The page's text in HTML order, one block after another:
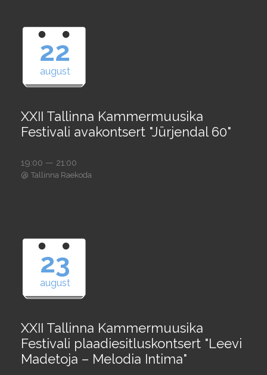
22
august
XXII Tallinna Kammermuusika
Festivali avakontsert "Jürjendal 60"
19:00 — 21:00
@ Tallinna Raekoda
23
august
XXII Tallinna Kammermuusika
Festivali plaadiesitluskontsert "Leevi
Madetoja – Melodia Intima"